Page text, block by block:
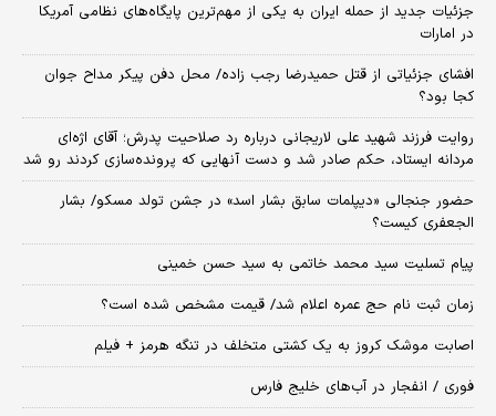
جزئیات جدید از حمله ایران به یکی از مهم‌ترین پایگاه‌های نظامی آمریکا
در امارات
افشای جزئیاتی از قتل حمیدرضا رجب زاده/ محل دفن پیکر مداح جوان
کجا بود؟
روایت فرزند شهید علی لاریجانی درباره رد صلاحیت پدرش؛ آقای اژه‌ای
مردانه ایستاد، حکم صادر شد و دست آنهایی که پرونده‌سازی کردند رو شد
حضور جنجالی «دیپلمات سابق بشار اسد» در جشن تولد مسکو/ بشار
الجعفری کیست؟
پیام تسلیت سید محمد خاتمی به سید حسن خمینی
زمان ثبت‌ نام حج عمره اعلام شد/ قیمت مشخص شده است؟
اصابت موشک کروز به یک کشتی متخلف در تنگه هرمز + فیلم
فوری / انفجار در آب‌های خلیج فارس